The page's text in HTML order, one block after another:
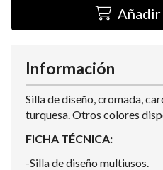
Añadir
Información
Silla de diseño, cromada,
turquesa. Otros colores
FICHA TÉCNICA:
-Silla de diseño multiusos.